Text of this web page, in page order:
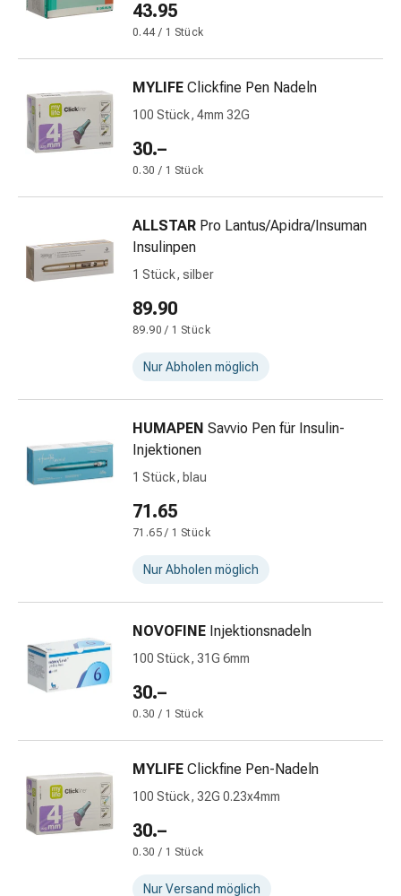
Fieberbläschen
Hautausschlag
Bachblütentherapie
Gemmotherapie
Homöopathie
Pflanzenheilkunde
Kräutermedizin
Schüssler
Salz
Spagyrik
Harnwegsbeschwerden
Prostata
Nieren-
und
Blasenbeschwerden
Schmerzen
Kopfschmerzen
Migräne
Gelenkschmerzen
Kälte
Alternativtherapie
Schmerztherapie
Wärme
&
Alternativtherapie
Stress,
43.95
0.44 / 1 Stück
MYLIFE Clickfine Pen Nadeln
100 Stück, 4mm 32G
30.–
0.30 / 1 Stück
ALLSTAR Pro Lantus/Apidra/Insuman
Insulinpen
1 Stück, silber
89.90
89.90 / 1 Stück
Nur Abholen möglich
HUMAPEN Savvio Pen für Insulin-
Injektionen
1 Stück, blau
71.65
71.65 / 1 Stück
Nur Abholen möglich
NOVOFINE Injektionsnadeln
100 Stück, 31G 6mm
30.–
0.30 / 1 Stück
MYLIFE Clickfine Pen-Nadeln
100 Stück, 32G 0.23x4mm
30.–
0.30 / 1 Stück
Nur Versand möglich